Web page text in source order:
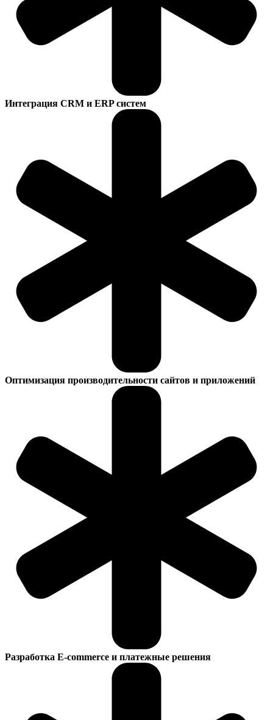
Интеграция CRM и ERP систем
Оптимизация производительности сайтов и приложений
Разработка E-commerce и платежные решения